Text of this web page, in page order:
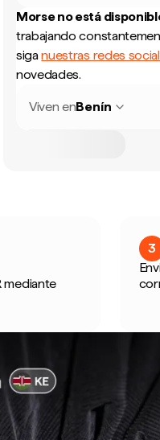
Morse no está
trabajando
siganuestras redes
novedades.
Viven enBenín
mediante
3